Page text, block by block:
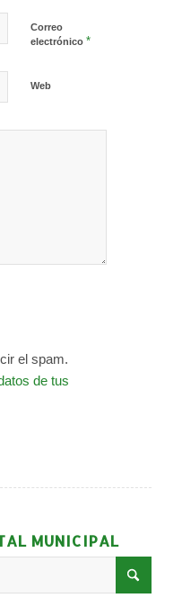
Correo
electrónico *
Web
el spam.
de tus
MUNICIPAL